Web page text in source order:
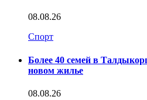
08.08.26
Спорт
Более 40 семей в
новом жилье
08.08.26